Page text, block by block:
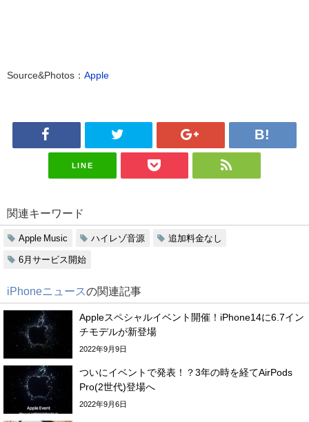
Source&Photos ： Apple
LINE
関連キーワード
Apple Music ハイレゾ音源 追加料金なし
6月サービス開始
iPhoneニュースの関連記事
Appleスペシャルイベント開催！iPhone14に6.7イン
チモデルが新登場
2022年9月9日
ついにイベントで発表！？3年の時を経てAirPods
Pro(2世代)登場へ
2022年9月6日